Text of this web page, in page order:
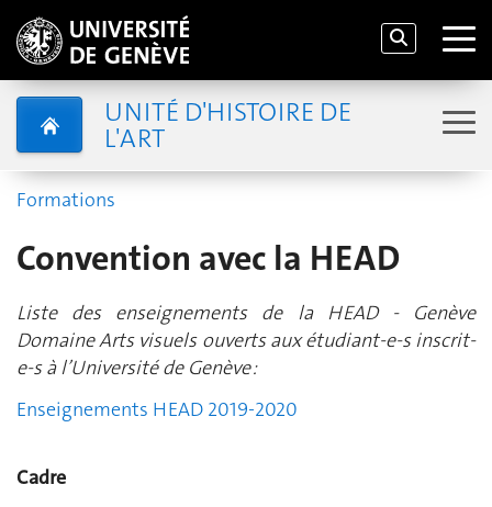
UNITÉ D'HISTOIRE DE
L'ART
Formations
Convention avec la HEAD
Liste des enseignements de la HEAD - Genève
Domaine Arts visuels ouverts aux étudiant-e-s inscrit-
e-s à l’Université de Genève :
Enseignements HEAD 2019-2020
Cadre